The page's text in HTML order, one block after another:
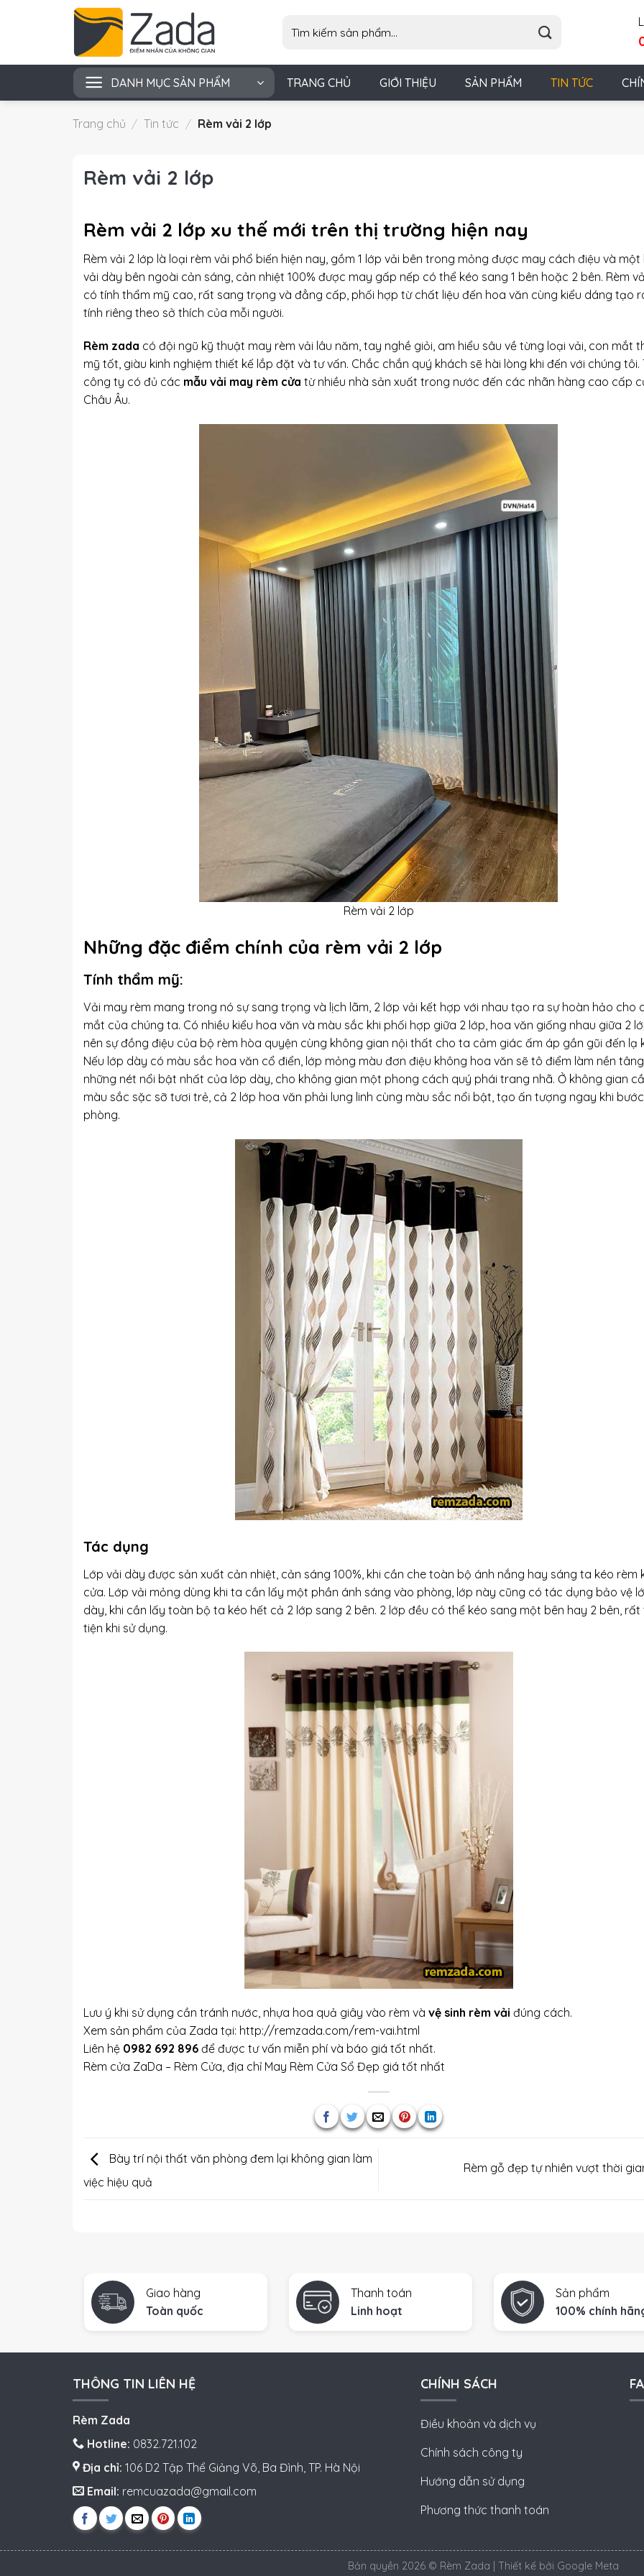
kiếm:
DANH MỤC SẢN PHẨM TRANG CHỦ GIỚI THIỆU SẢN PHẨM TIN TỨC
Trang chủ / Tin tức / Rèm vải 2 lớp
Rèm vải 2 lớp
Rèm vải 2 lớp xu thế mới trên thị trường hiện nay
Rèm vải 2 lớp là loại rèm vải phổ biến hiện nay, gồm 1 lớp vải bên trong mỏng được may cách điệu và một
vải dày bên ngoài cản sáng, cản nhiệt 100% được may gấp nếp có thể kéo sang 1 bên hoặc 2 bên. Rèm
có tính thẩm mỹ cao, rất sang trọng và đẳng cấp, phối hợp từ chất liệu đến hoa văn cùng kiểu dáng tạo
tính riêng theo sở thích của mỗi người.
Rèm zada có đội ngũ kỹ thuật may rèm vải lâu năm, tay nghề giỏi, am hiểu sâu về từng loại vải, con mắt
mỹ tốt, giàu kinh nghiệm thiết kế lắp đặt và tư vấn. Chắc chắn quý khách sẽ hài lòng khi đến với chúng tôi.
công ty có đủ các mẫu vải may rèm cửa từ nhiều nhà sản xuất trong nước đến các nhãn hàng cao cấp
Châu Âu.
Rèm vải 2 lớp
Những đặc điểm chính của rèm vải 2 lớp
Tính thẩm mỹ:
Vải may rèm mang trong nó sự sang trọng và lịch lãm, 2 lớp vải kết hợp với nhau tạo ra sự hoàn hảo cho
mắt của chúng ta. Có nhiều kiểu hoa văn và màu sắc khi phối hợp giữa 2 lớp, hoa văn giống nhau giữa 2
nên sự đồng điệu của bộ rèm hòa quyện cùng không gian nội thất cho ta cảm giác ấm áp gần gũi đến lạ
Nếu lớp dày có màu sắc hoa văn cổ điển, lớp mỏng màu đơn điệu không hoa văn sẽ tô điểm làm nền
những nét nổi bật nhất của lớp dày, cho không gian một phong cách quý phái trang nhã. Ở không gian
màu sắc sặc sỡ tươi trẻ, cả 2 lớp hoa văn phải lung linh cùng màu sắc nổi bật, tạo ấn tượng ngay khi
phòng.
Tác dụng
Lớp vải dày được sản xuất cản nhiệt, cản sáng 100%, khi cần che toàn bộ ánh nắng hay sáng ta kéo rèm
cửa. Lớp vải mỏng dùng khi ta cần lấy một phần ánh sáng vào phòng, lớp này cũng có tác dụng bảo vệ
dày, khi cần lấy toàn bộ ta kéo hết cả 2 lớp sang 2 bên. 2 lớp đều có thể kéo sang một bên hay 2 bên, rất
tiện khi sử dụng.
Lưu ý khi sử dụng cần tránh nước, nhựa hoa quả giây vào rèm và vệ sinh rèm vải đúng cách.
Xem sản phẩm của Zada tại: http://remzada.com/rem-vai.html
Liên hệ 0982 692 896để được tư vấn miễn phí và báo giá tốt nhất.
Rèm cửa ZaDa – Rèm Cửa, địa chỉ May Rèm Cửa Sổ Đẹp giá tốt nhất
Bày trí nội thất văn phòng đem lại không gian làm
việc hiệu quả
Rèm gỗ đẹp tự nhiên vượt thời
Giao hàng
Toàn quốc
Thanh toán
Linh hoạt
Sản phẩm
100% chính
THÔNG TIN LIÊN HỆ
Rèm Zada
Hotline: 0832.721.102
Địa chỉ: 106 D2 Tập Thể Giảng Võ, Ba Đình, TP. Hà Nội
Email: remcuazada@gmail.com
CHÍNH SÁCH
Điều khoản và dịch vụ
Chính sách công ty
Hướng dẫn sử dụng
Phương thức thanh toán
Bản quyền 2026 © Rèm Zada | Thiết kế bởi Google Meta